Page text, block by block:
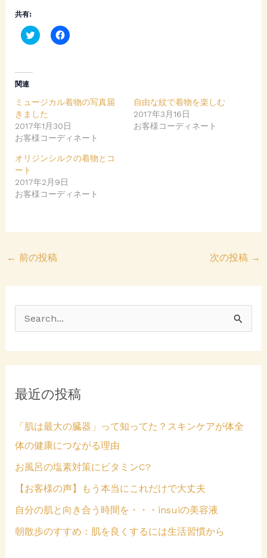
共有:
C
l
a
e
o
n
T
i
e
r
(
ィ
ド
ウ
)
F
a
で
共
る
に
は
リ
ッ
し
て
く
新
開
関連
ミュージカル着物の写真届
きました
2017年1月30日
お客様コーディネート
自由な紋で着物を楽しむ
2017年3月16日
お客様コーディネート
オリジンシルクの着物とコ
ート
2017年2月9日
お客様コーディネート
← 前の投稿 次の投稿 →
:最近の投稿
「肌は最大の臓器」って知ってた？スキンケアが体全
体の健康につながる理由
お風呂の塩素対策にビタミンC?
【お客様の声】もう本当にこれだけで大丈夫
自分の肌と向き合う時間を・・・insuiの美容液
朝散歩のすすめ：肌を良くするには生活習慣から